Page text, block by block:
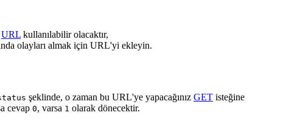
URL kullanılabilir olacaktır,
olayları almak için URL'yi ekleyin.
şeklinde, o zaman bu URL'ye yapacağınız GET isteğine
cevap 0, varsa 1 olarak dönecektir.